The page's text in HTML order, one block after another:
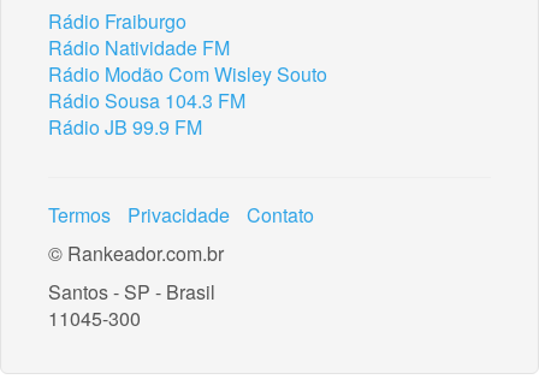
Rádio Fraiburgo
Rádio Natividade FM
Rádio Modão Com Wisley Souto
Rádio Sousa 104.3 FM
Rádio JB 99.9 FM
Termos Privacidade
Contato
© Rankeador.com.br
Santos - SP - Brasil
11045-300